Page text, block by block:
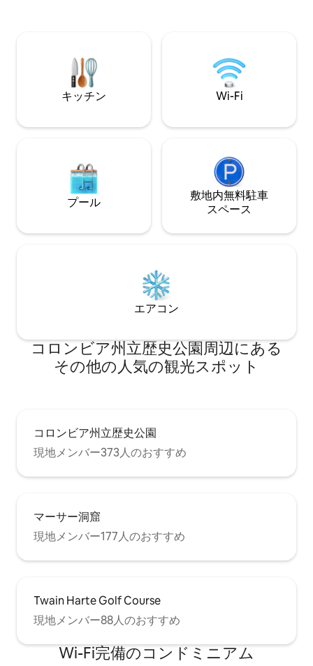
ブティックスタイルの快適さを兼ね備え
所にあり、犬連れOKで、2人用に設計さ
れています。最大4名宿泊可能。
ュー、洗濯機/乾
しい庭園の中。 マーフィーズで最高のも
のを提供します。
キッチン Wi-Fi
プール
敷地内無料駐⁠車
ス⁠ペ⁠ー⁠ス
エアコン
コロンビア州立歴史公園⁠周⁠辺⁠に⁠あ⁠る
そ⁠の⁠他⁠の人⁠気⁠の観⁠光⁠ス⁠ポ⁠ッ⁠ト
コロンビア州立歴史公園
現地メンバー373人のおすすめ
マーサー洞窟
現地メンバー177人のおすすめ
Twain Harte Golf Course
現地メンバー88人のおすすめ
Wi-Fi完備のコンドミニアム